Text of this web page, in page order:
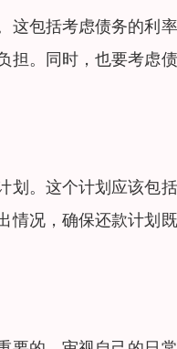
包括考虑债务的利
担。同时，也要考虑
。这个计划应该包
情况，确保还款计划